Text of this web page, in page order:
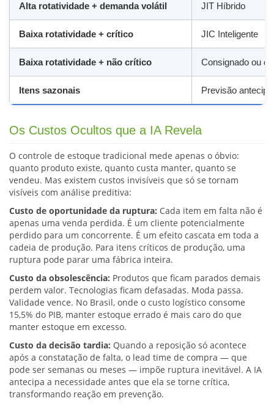
Alta rotatividade + demanda volátil JIT Híbrido
Baixa rotatividade + crítico JIC Inteligente
Baixa rotatividade + não crítico Consignado ou
Itens sazonais Previsão
Os Custos Ocultos que a IA Revela
O controle de estoque tradicional mede apenas o óbvio:
quanto produto existe, quanto custa manter, quanto se
vendeu. Mas existem custos invisíveis que só se tornam
visíveis com análise preditiva:
Custo de oportunidade da ruptura: Cada item em falta não é
apenas uma venda perdida. É um cliente potencialmente
perdido para um concorrente. É um efeito cascata em toda a
cadeia de produção. Para itens críticos de produção, uma
ruptura pode parar uma fábrica inteira.
Custo da obsolescência: Produtos que ficam parados demais
perdem valor. Tecnologias ficam defasadas. Moda passa.
Validade vence. No Brasil, onde o custo logístico consome
15,5% do PIB, manter estoque errado é mais caro do que
manter estoque em excesso.
Custo da decisão tardia: Quando a reposição só acontece
após a constatação de falta, o lead time de compra — que
pode ser semanas ou meses — impõe ruptura inevitável. A IA
antecipa a necessidade antes que ela se torne crítica,
transformando reação em prevenção.